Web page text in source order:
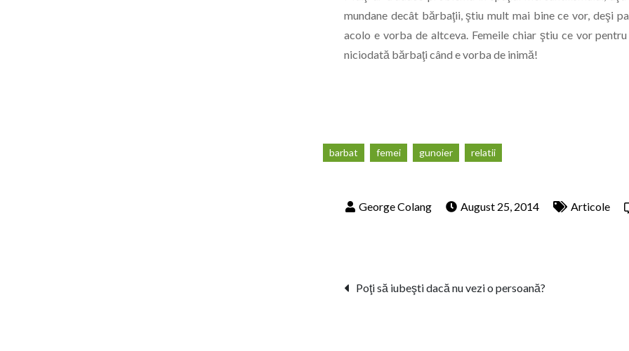
mundane decât bărbaţii, ştiu mult mai bine ce vor, deşi
acolo e vorba de altceva. Femeile chiar ştiu ce vor
niciodată bărbaţi când e vorba de inimă!
barbat femei gunoier relatii
August 25, 2014 Articole
Post
Poţi să iubeşti dacă nu vezi o persoană?